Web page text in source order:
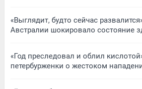
«Выглядит, будто сейчас
Австралии шокировало состояние
«Год преследовал и облил
петербурженки о жестоком